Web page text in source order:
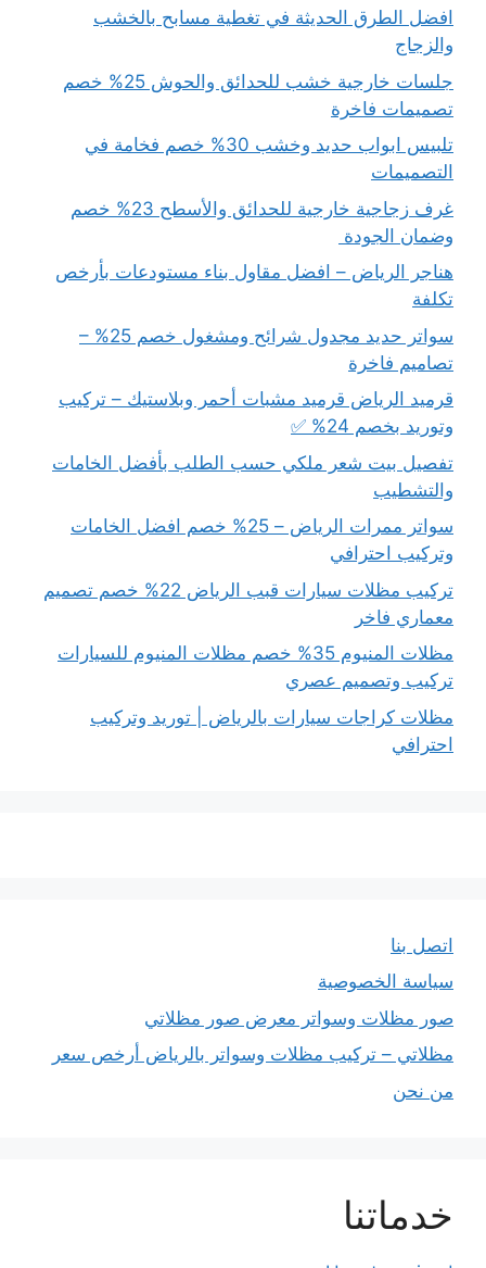
افضل الطرق الحديثة في تغطية مسابح بالخشب
والزجاج
جلسات خارجية خشب للحدائق والحوش 25% خصم
تصميمات فاخرة
تلبيس ابواب حديد وخشب 30% خصم فخامة في
التصميمات
غرف زجاجية خارجية للحدائق والأسطح 23% خصم
وضمان الجودة
هناجر الرياض – افضل مقاول بناء مستودعات بأرخص
تكلفة
سواتر حديد مجدول شرائح ومشغول خصم 25% –
تصاميم فاخرة
قرميد الرياض قرميد مشبات أحمر وبلاستيك – تركيب
وتوريد بخصم 24% ✅
تفصيل بيت شعر ملكي حسب الطلب بأفضل الخامات
والتشطيب
سواتر ممرات الرياض – 25% خصم افضل الخامات
وتركيب احترافي
تركيب مظلات سيارات قبب الرياض 22% خصم تصميم
معماري فاخر
مظلات المنيوم 35% خصم مظلات المنيوم للسيارات
تركيب وتصميم عصري
مظلات كراجات سيارات بالرياض | توريد وتركيب
احترافي
اتصل بنا
سياسة الخصوصية
صور مظلات وسواتر معرض صور مظلاتي
مظلاتي – تركيب مظلات وسواتر بالرياض أرخص سعر
من نحن
خدماتنا